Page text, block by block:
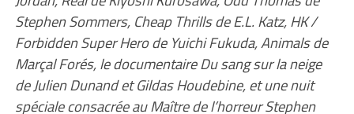
Stephen Sommers, Cheap Thrills de E.L. Katz, HK /
Forbidden Super Hero de Yuichi Fukuda, Animals de
Marçal Forés, le documentaire Du sang sur la neige
de Julien Dunand et Gildas Houdebine, et une nuit
spéciale consacrée au Maître de l’horreur Stephen